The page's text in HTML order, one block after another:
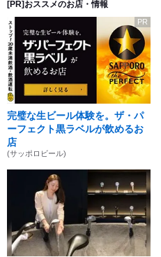
[PR]おススメのお店・情報
PR
完璧な生ビール体験を。ザ・パ
ーフェクト黒ラベルが飲めるお
店
(サッポロビール)